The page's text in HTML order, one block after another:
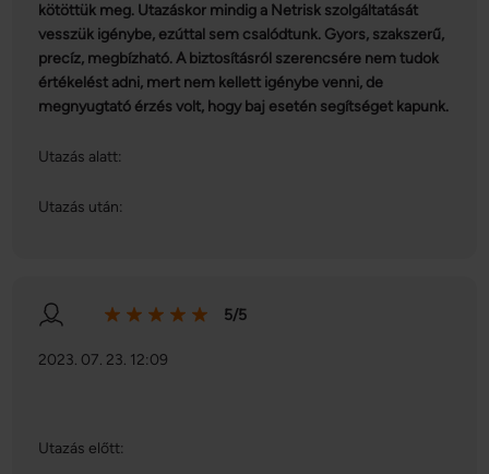
kötöttük meg. Utazáskor mindig a Netrisk szolgáltatását
vesszük igénybe, ezúttal sem csalódtunk. Gyors, szakszerű,
precíz, megbízható. A biztosításról szerencsére nem tudok
értékelést adni, mert nem kellett igénybe venni, de
megnyugtató érzés volt, hogy baj esetén segítséget kapunk.
Utazás alatt:
Utazás után:
5/5
2023. 07. 23. 12:09
Utazás előtt: